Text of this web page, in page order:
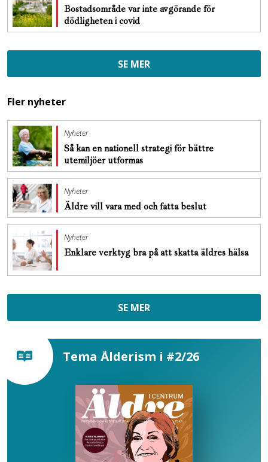
Bostadsområde var inte avgörande för
dödligheten i covid
SE MER
Fler nyheter
Nyheter
Så kan en nationell strategi för bättre
utemiljöer utformas
Nyheter
Äldre vill vara med och fatta beslut
Nyheter
Enklare verktyg bra på att skatta äldres hälsa
SE MER
Tema Ålderism i #2/26